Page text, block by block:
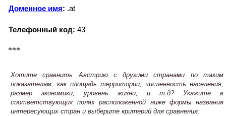
Доменное имя: .at
Телефонный код: 43
***
Хотите сравнить Австрию с другими странами по таким
показателям, как площадь территории, численность населения,
размер экономики, уровень жизни, и т.д? Укажите в
соответствующих полях расположенной ниже формы названия
интересующих стран и выберите критерий для сравнения: